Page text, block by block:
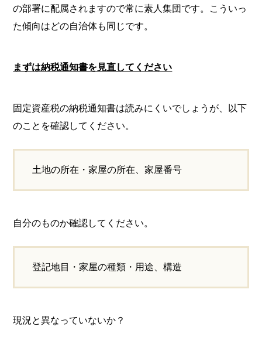
の部署に配属されますので常に素人集団です。こういっ
た傾向はどの自治体も同じです。
まずは納税通知書を見直してください
固定資産税の納税通知書は読みにくいでしょうが、以下
のことを確認してください。
土地の所在・家屋の所在、家屋番号
自分のものか確認してください。
登記地目・家屋の種類・用途、構造
現況と異なっていないか？